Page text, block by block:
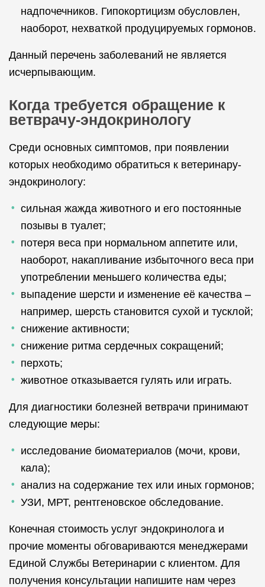
надпочечников. Гипокортицизм обусловлен,
наоборот, нехваткой продуцируемых гормонов.
Данный перечень заболеваний не является
исчерпывающим.
Когда требуется обращение к
ветврачу-эндокринологу
Среди основных симптомов, при появлении
которых необходимо обратиться к ветеринару-
эндокринологу:
сильная жажда животного и его постоянные
позывы в туалет;
потеря веса при нормальном аппетите или,
наоборот, накапливание избыточного веса при
употреблении меньшего количества еды;
выпадение шерсти и изменение её качества –
например, шерсть становится сухой и тусклой;
снижение активности;
снижение ритма сердечных сокращений;
перхоть;
животное отказывается гулять или играть.
Для диагностики болезней ветврачи принимают
следующие меры:
исследование биоматериалов (мочи, крови,
кала);
анализ на содержание тех или иных гормонов;
УЗИ, МРТ, рентгеновское обследование.
Конечная стоимость услуг эндокринолога и
прочие моменты обговариваются менеджерами
Единой Службы Ветеринарии с клиентом. Для
получения консультации напишите нам через